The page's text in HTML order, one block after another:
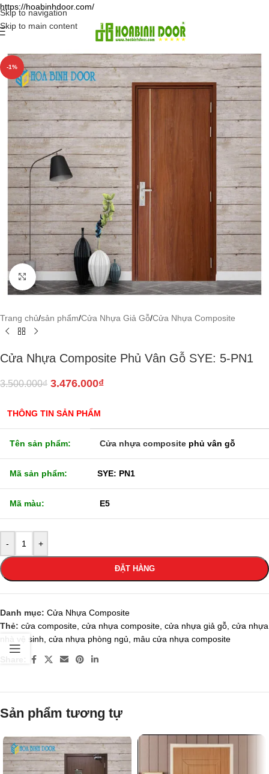
https://hoabinhdoor.com/
Skip to navigation
Skip to main content
-1%
Click to enlarge
Trang chủ/sản phẩm/Cửa Nhựa Giả Gỗ/Cửa Nhựa Composite
Cửa Nhựa Composite Phủ Vân Gỗ SYE: 5-PN1
3.500.000₫ 3.476.000₫
THÔNG TIN SẢN PHẨM
Tên sản phẩm: Cửa nhựa composite phủ vân gỗ
Mã sản phẩm: SYE: PN1
Mã màu: E5
- +
ĐẶT HÀNG
Danh mục: Cửa Nhựa Composite
Thẻ: cửa composite cửa nhựa composite cửa nhựa giả gỗ cửa nhựa
nhà vệ sinh cửa nhựa phòng ngủ mâu cửa nhựa composite
Sản phẩm tương tự